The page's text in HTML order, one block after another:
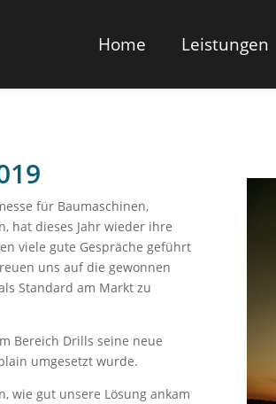
Home Leistungen
für Baumaschinen,
hat dieses Jahr wieder ihre
viele gute Gespräche geführt
uns auf die gewonnen
Standard am Markt zu
Bereich Drills seine neue
umgesetzt wurde.
wie gut unsere Lösung ankam